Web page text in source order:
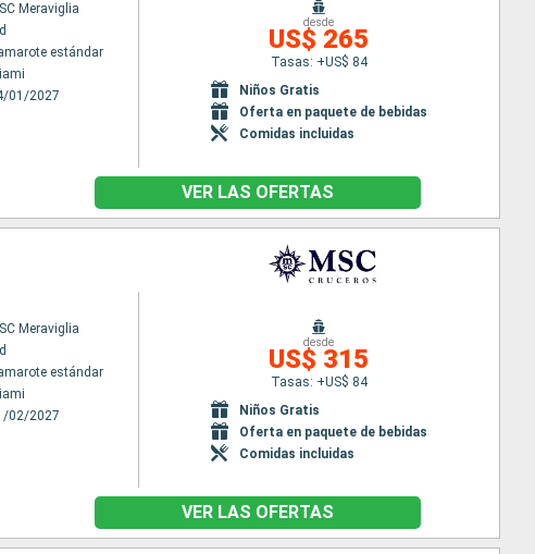
Meraviglia
estándar
01/2027
desde
US$ 265
Tasas: +US$ 84
Niños Gratis
Oferta en paquete de bebidas
Comidas incluidas
VER LAS OFERTAS
Meraviglia
estándar
02/2027
desde
US$ 315
Tasas: +US$ 84
Niños Gratis
Oferta en paquete de bebidas
Comidas incluidas
VER LAS OFERTAS